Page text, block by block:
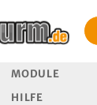
MODULE
HILFE